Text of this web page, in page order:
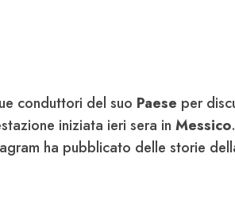
conduttori del suo Paese per
iniziata ieri sera in Messico
ha pubblicato delle storie